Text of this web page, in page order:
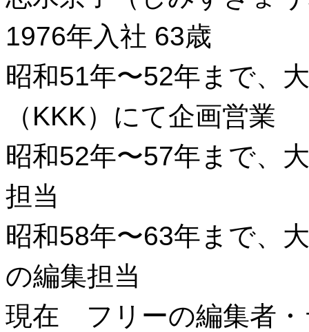
1976年入社 63歳
昭和51年〜52年まで、
（KKK）にて企画営業
昭和52年〜57年まで、
担当
昭和58年〜63年まで、
の編集担当
現在 フリーの編集者・